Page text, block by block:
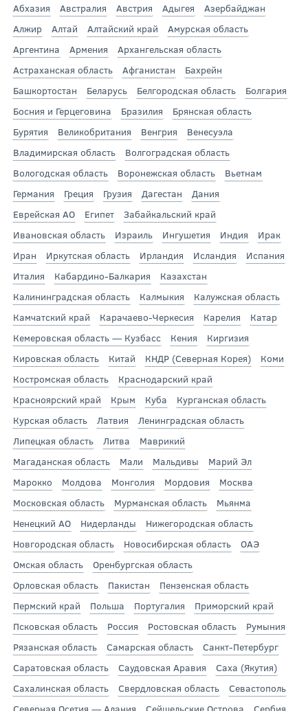
Абхазия Австралия Австрия Адыгея
Азербайджан
Алжир
Алтай Алтайский край
Амурская область
Аргентина
Армения
Архангельская область
Астраханская область
Афганистан
Бахрейн
Башкортостан
Беларусь Белгородская область
Болгария
Босния и Герцеговина
Бразилия
Брянская область
Бурятия
Великобритания Венгрия
Венесуэла
Владимирская область
Волгоградская область
Вологодская область
Воронежская область
Вьетнам
Германия
Греция Грузия Дагестан
Дания
Еврейская АО
Египет
Забайкальский край
Ивановская область
Израиль Ингушетия Индия
Ирак
Иран
Иркутская область Ирландия Исландия
Испания
Италия
Кабардино-Балкария
Казахстан
Калининградская область
Калмыкия
Калужская область
Камчатский край
Карачаево-Черкесия Карелия
Катар
Кемеровская область — Кузбасс
Кения
Киргизия
Кировская область
Китай КНДР (Северная Корея)
Коми
Костромская область
Краснодарский край
Красноярский край
Крым Куба
Курганская область
Курская область
Латвия
Ленинградская область
Липецкая область
Литва
Маврикий
Магаданская область
Мали Мальдивы
Марий Эл
Марокко
Молдова Монголия Мордовия
Москва
Московская область
Мурманская область
Мьянма
Ненецкий АО
Нидерланды
Нижегородская область
Новгородская область
Новосибирская область
ОАЭ
Омская область
Оренбургская область
Орловская область
Пакистан
Пензенская область
Пермский край
Польша Португалия
Приморский край
Псковская область
Россия Ростовская область
Румыния
Рязанская область
Самарская область
Санкт-Петербург
Саратовская область
Саудовская Аравия
Саха (Якутия)
Сахалинская область
Свердловская область
Севастополь